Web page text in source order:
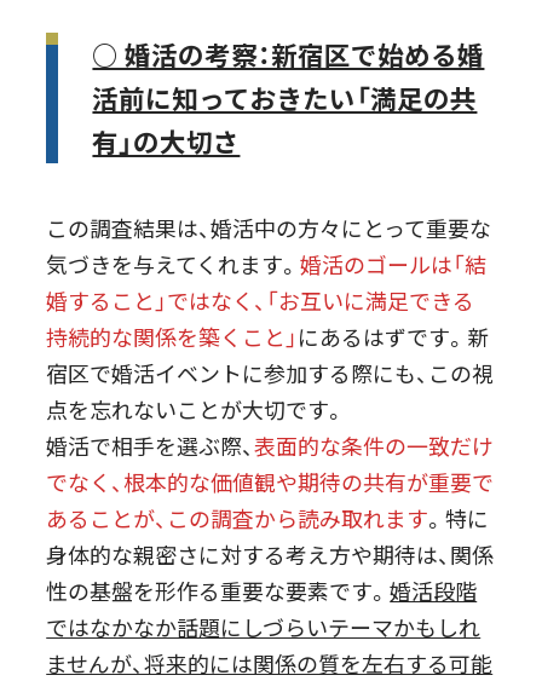
○ 婚活の考察：新宿区で始める婚
活前に知っておきたい「満足の共
有」の大切さ
この調査結果は、婚活中の方々にとって重要な
気づきを与えてくれます。婚活のゴールは「結
婚すること」ではなく、「お互いに満足できる
持続的な関係を築くこと」にあるはずです。新
宿区で婚活イベントに参加する際にも、この視
点を忘れないことが大切です。
婚活で相手を選ぶ際、表面的な条件の一致だけ
でなく、根本的な価値観や期待の共有が重要で
あることが、この調査から読み取れます。特に
身体的な親密さに対する考え方や期待は、関係
性の基盤を形作る重要な要素です。婚活段階
ではなかなか話題にしづらいテーマかもしれ
ませんが、将来的には関係の質を左右する可能